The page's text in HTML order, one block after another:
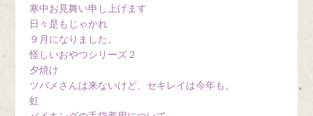
寒中お見舞い申し上げます
日々是もじゃかれ
９月になりました。
怪しいおやつシリーズ２
夕焼け
ツバメさんは来ないけど、セキレイは今年も。
虹